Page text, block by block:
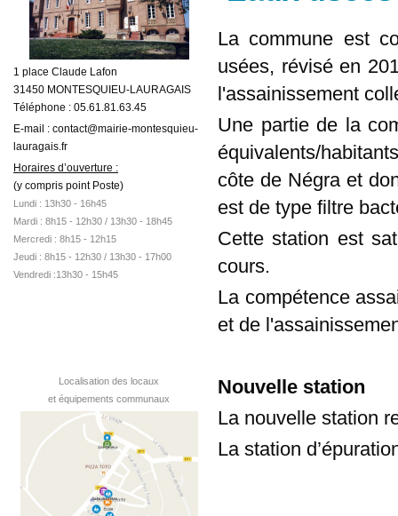
1 place Claude Lafon
31450 MONTESQUIEU-LAURAGAIS
Téléphone : 05.61.81.63.45
E-mail : contact@mairie-montesquieu-
lauragais.fr
Horaires d’ouverture :
(y compris point Poste)
Lundi : 13h30 - 16h45
Mardi : 8h15 - 12h30 / 13h30 - 18h45
Mercredi : 8h15 - 12h15
Jeudi : 8h15 - 12h30 / 13h30 - 17h00
Vendredi :13h30 - 15h45
Localisation des locaux
et équipements communaux
La commune est
usées, révisé en
l'assainissement
Une partie de la
équivalents/
côte de Négra et
est de type filtre
Cette station est
cours.
La compétence
et de
Nouvelle station
La nouvelle station
La station